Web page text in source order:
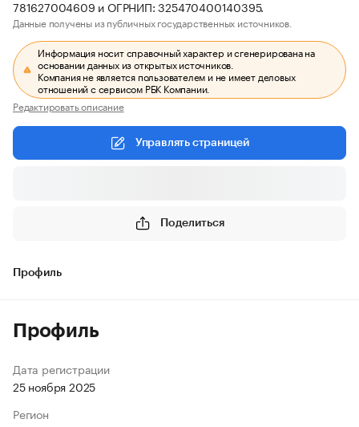
781627004609 и ОГРНИП: 325470400140395.
Данные получены из публичных государственных источников.
Информация носит справочный характер и сгенерирована на
основании данных из открытых источников.
Компания не является пользователем и не имеет деловых
отношений с сервисом РБК Компании.
Редактировать описание
Управлять страницей
Поделиться
Профиль
Профиль
Дата регистрации
25 ноября 2025
Регион